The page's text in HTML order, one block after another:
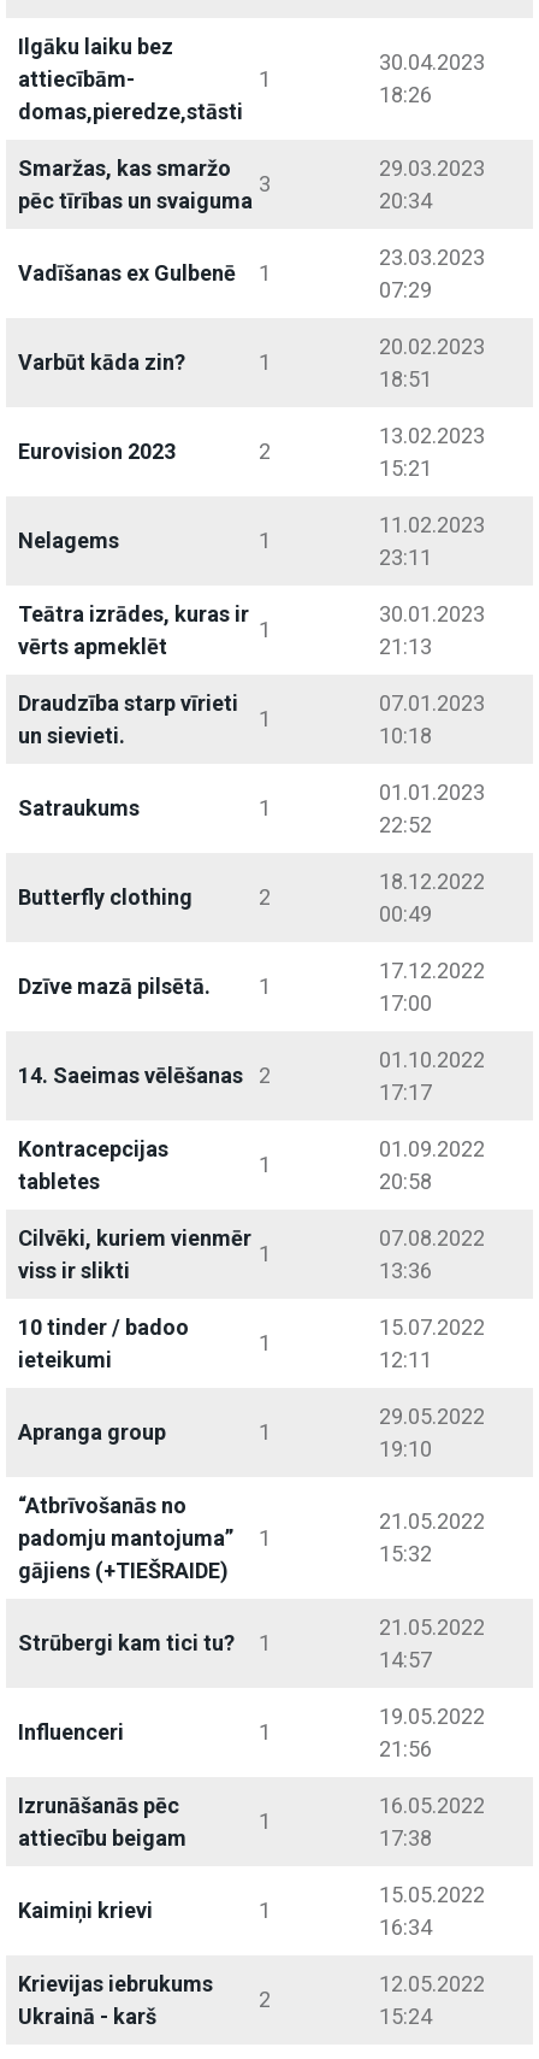
Ilgāku laiku bez
attiecībām-
domas,pieredze,stāsti
1
30.04.2023
18:26
Smaržas, kas smaržo
pēc tīrības un svaiguma
3
29.03.2023
20:34
Vadīšanas ex Gulbenē 1
23.03.2023
07:29
Varbūt kāda zin? 1
20.02.2023
18:51
Eurovision 2023 2
13.02.2023
15:21
Nelagems 1
11.02.2023
23:11
Teātra izrādes, kuras ir
vērts apmeklēt
1
30.01.2023
21:13
Draudzība starp vīrieti
un sievieti.
1
07.01.2023
10:18
Satraukums 1
01.01.2023
22:52
Butterfly clothing 2
18.12.2022
00:49
Dzīve mazā pilsētā. 1
17.12.2022
17:00
14. Saeimas vēlēšanas 2
01.10.2022
17:17
Kontracepcijas
tabletes
1
01.09.2022
20:58
Cilvēki, kuriem vienmēr
viss ir slikti
1
07.08.2022
13:36
10 tinder / badoo
ieteikumi
1
15.07.2022
12:11
Apranga group 1
29.05.2022
19:10
“Atbrīvošanās no
padomju mantojuma”
gājiens (+TIEŠRAIDE)
1
21.05.2022
15:32
Strūbergi kam tici tu? 1
21.05.2022
14:57
Influenceri 1
19.05.2022
21:56
Izrunāšanās pēc
attiecību beigam
1
16.05.2022
17:38
Kaimiņi krievi 1
15.05.2022
16:34
Krievijas iebrukums
Ukrainā - karš
2
12.05.2022
15:24